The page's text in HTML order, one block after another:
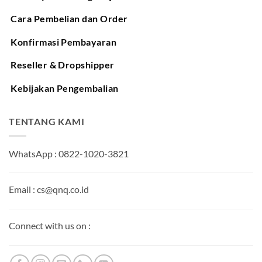
Cara Pembelian dan Order
Konfirmasi Pembayaran
Reseller & Dropshipper
Kebijakan Pengembalian
TENTANG KAMI
WhatsApp : 0822-1020-3821
Email : cs@qnq.co.id
Connect with us on :